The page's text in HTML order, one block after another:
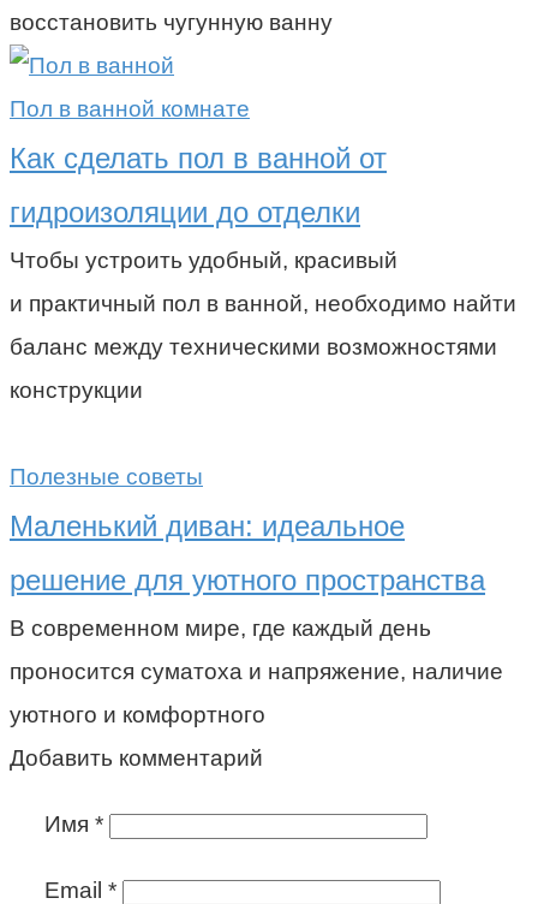
восстановить чугунную ванну
Пол в ванной комнате
Как сделать пол в ванной от
гидроизоляции до отделки
Чтобы устроить удобный, красивый
и практичный пол в ванной, необходимо найти
баланс между техническими возможностями
конструкции
Полезные советы
Маленький диван: идеальное
решение для уютного пространства
В современном мире, где каждый день
проносится суматоха и напряжение, наличие
уютного и комфортного
Добавить комментарий
Имя *
Email *